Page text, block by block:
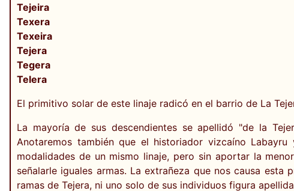
Tejeira
Texera
Texeira
Tejera
Tegera
Telera
El primitivo solar de este linaje radicó en el barrio de La
La mayoría de sus descendientes se apellidó "de la
Anotaremos también que el historiador vizcaíno
modalidades de un mismo linaje, pero sin aportar la
señalarle iguales armas. La extrañeza que nos causa
ramas de Tejera, ni uno solo de sus individuos figura